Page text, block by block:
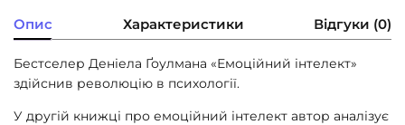
Опис Характеристики Відгуки (0)
Бестселер Деніела Ґоулмана «Емоційний інтелект»
здійснив революцію в психології.
У другій книжці про емоційний інтелект автор аналізує